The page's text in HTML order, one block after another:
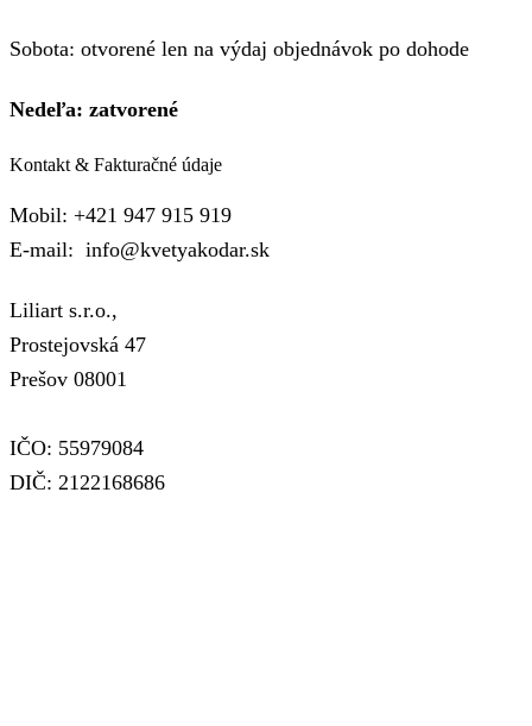
Sobota: otvorené len na výdaj objednávok po dohode
Nedeľa: zatvorené
Kontakt & Fakturačné údaje
Mobil: +421 947 915 919
E-mail: info@kvetyakodar.sk
Liliart s.r.o.,
Prostejovská 47
Prešov 08001
IČO: 55979084
DIČ: 2122168686